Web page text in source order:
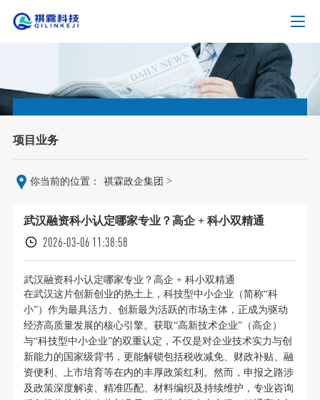
项目业务
你当前的位置： 祺霖政企集团 >
武汉融资科小认定哪家专业？高企 + 科小双精通
2026-03-06 11:38:58
武汉融资科小认定哪家专业？高企 + 科小双精通
在武汉这片创新创业的热土上，科技型中小企业（简称“科
小”）作为最具活力、创新最为活跃的市场主体，正成为驱动
经济高质量发展的核心引擎。获取“高新技术企业”（高企）
与“科技型中小企业”的双重认定，不仅是对企业技术实力与创
新能力的国家级背书，更能解锁包括税收减免、财政补贴、融
资便利、上市培育等在内的丰厚政策红利。然而，申报之路涉
及政策深度解读、精准匹配、材料编织及持续维护，专业咨询